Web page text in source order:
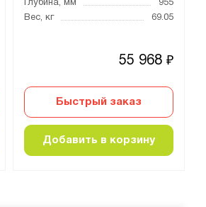
Глубина, мм
955
Вес, кг
69.05
55 968 ₽
Быстрый заказ
Добавить в корзину